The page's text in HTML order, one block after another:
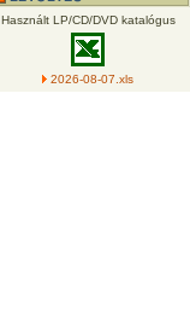
Használt LP/CD/DVD katalógus
2026-08-07.xls